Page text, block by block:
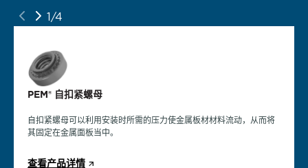
1/4
PEM® 自扣紧螺母
自扣紧螺母可以利用安装时所需的压力使金属板材材料流动，从而将
其固定在金属面板当中。
查看产品详情
PEM® eConnect™ 表面贴装紧固件
用于铝和铜排。它在要求卓越导电性能的应用中，提供可重复、一致
的电连接和出色的安装，满足较高的机械性能要求。
PEM® 自扣紧螺母
需的高推出力和高扭出力的地方提供承重螺纹。
PEM® 自扣紧螺母
的屏障，限制螺钉穿透，保护内部组件不受损坏。